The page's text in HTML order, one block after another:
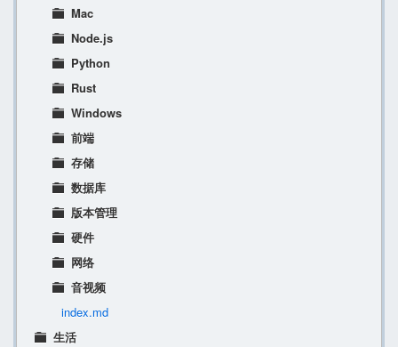
Mac
Node.js
Python
Rust
Windows
前端
存储
数据库
版本管理
硬件
网络
音视频
index.md
生活